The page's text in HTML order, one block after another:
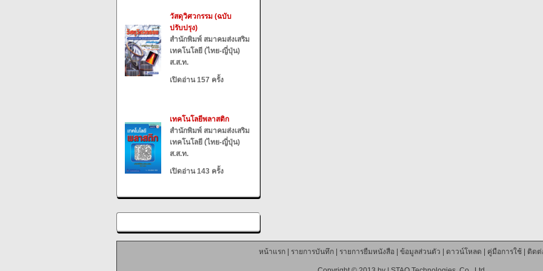
วัสดุวิศวกรรม (ฉบับ
ปรับปรุง)
สำนักพิมพ์ สมาคมส่งเสริม
เทคโนโลยี (ไทย-ญี่ปุ่น)
ส.ส.ท.
เปิดอ่าน 157 ครั้ง
เทคโนโลยีพลาสติก
สำนักพิมพ์ สมาคมส่งเสริม
เทคโนโลยี (ไทย-ญี่ปุ่น)
ส.ส.ท.
เปิดอ่าน 143 ครั้ง
หน้าแรก| รายการบันทึก| รายการยืมหนังสือ ข้อมูลส่วนตัว ดาวน์โหลด คู่มือการใช้| ติดต่